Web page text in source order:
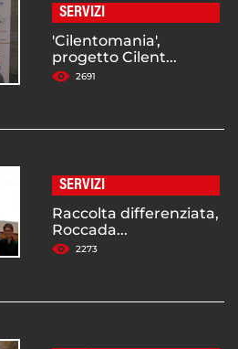
SERVIZI
'Cilentomania',
progetto Cilent...
2691
SERVIZI
Raccolta differenziata,
Roccada...
2273